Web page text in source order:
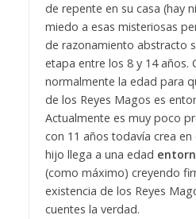
de repente en su casa (hay
miedo a esas misteriosas
de razonamiento abstracto
etapa entre los 8 y 14 años.
normalmente la edad para
de los Reyes Magos es
Actualmente es muy poco
con 11 años todavía crea en
hijo llega a una edad
(como máximo) creyendo
existencia de los Reyes
cuentes la verdad.